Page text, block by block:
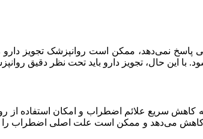
نمی‌دهد، ممکن است روانپزشک تجویز دارو
با این حال، تجویز دارو باید تحت نظر دقیق
کاهش سریع علائم اضطراب و امکان استفاده
می‌دهد و ممکن است علت اصلی اضطراب را